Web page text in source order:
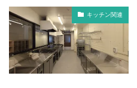
キッチン関連